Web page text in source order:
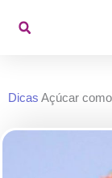
para
Dicas Açúcar